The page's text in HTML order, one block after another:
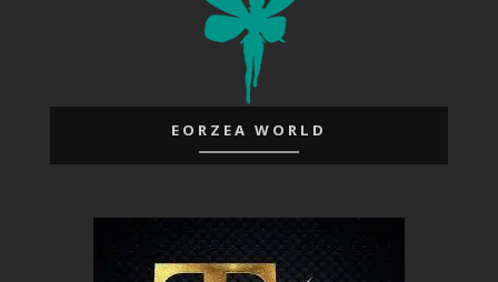
EORZEA WORLD